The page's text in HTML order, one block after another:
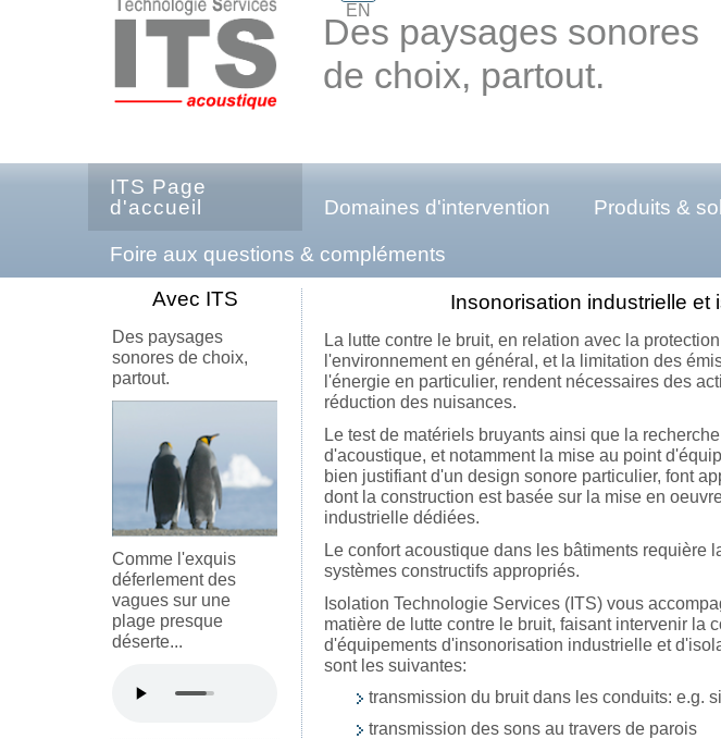
Des paysages sonores
de choix, partout.
EN
ITS Page
d'accueil
Domaines d'intervention Produits &
Foire aux questions & compléments
Avec ITS
Des paysages
sonores de choix,
partout.
Comme l'exquis
déferlement des
vagues sur une
plage presque
déserte...
Insonorisation industrielle et
La lutte contre le bruit, en relation avec la
l'environnement en général, et la limitation des
l'énergie en particulier, rendent nécessaires des
réduction des nuisances.
Le test de matériels bruyants ainsi que la
d'acoustique, et notamment la mise au point
bien justifiant d'un design sonore particulier, font
dont la construction est basée sur la mise en
industrielle dédiées.
Le confort acoustique dans les bâtiments requière
systèmes constructifs appropriés.
Isolation Technologie Services (ITS) vous
matière de lutte contre le bruit, faisant intervenir la
d'équipements d'insonorisation industrielle et
sont les suivantes:
transmission du bruit dans les conduits: e.g.
transmission des sons au travers de parois